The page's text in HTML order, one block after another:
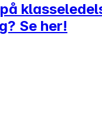
Se her!